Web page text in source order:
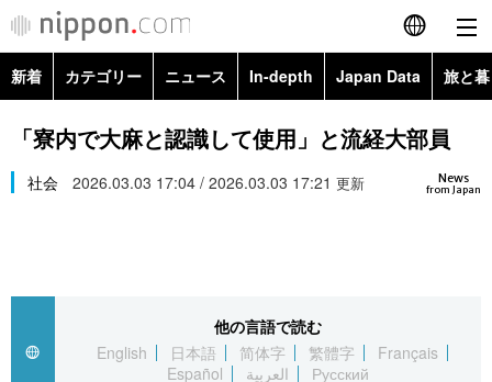
English
简体字
繁體字
العربية
新着 カテゴリー ニュース In-depth Japan Data 旅と
政治・外交
経済・ビジネス
社会
文化
Topics
Images
お知らせ
「寮内で大麻と認識して使用」と流経大部員
News
from Japan
社会 2026.03.03 17:04 / 2026.03.03 17:21 更新
他の言語で読む
English
日本語 简体字 繁體字
Français
Español
العربية Русский